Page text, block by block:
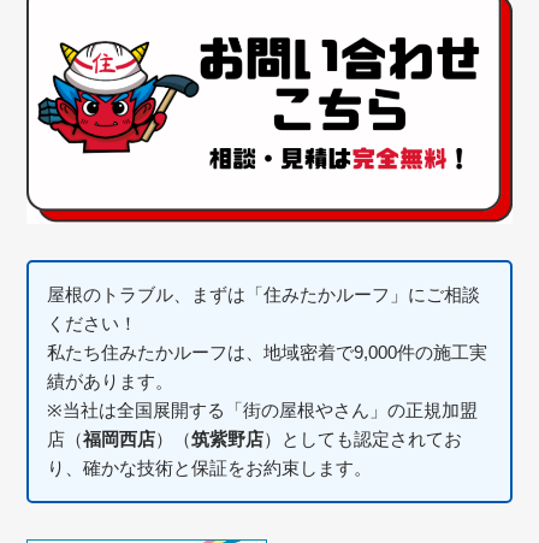
屋根のトラブル、まずは「住みたかルーフ」にご相談
ください！
私たち住みたかルーフは、地域密着で9,000件の施工実
績があります。
※当社は全国展開する「街の屋根やさん」の正規加盟
店（福岡西店）（筑紫野店）としても認定されてお
り、確かな技術と保証をお約束します。